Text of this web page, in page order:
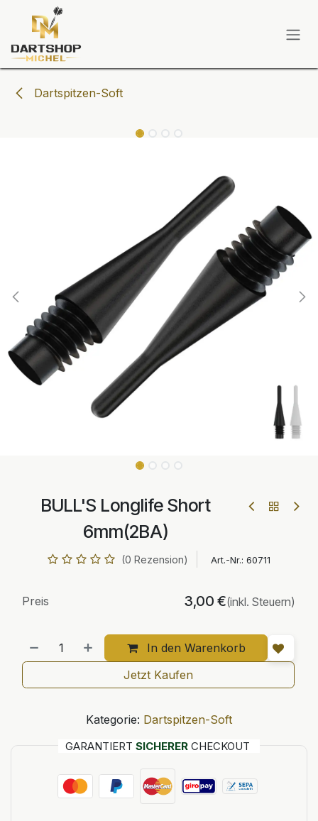
Zum Inhalt springen
Dartspitzen-Soft
BULL'S Longlife Short
6mm(2BA)
(0 Rezension) Art.-Nr.: 60711
In den Warenkorb
Preis 3,00 €(inkl. Steuern)
Jetzt Kaufen
Kategorie: Dartspitzen-Soft
GARANTIERT SICHERER CHECKOUT